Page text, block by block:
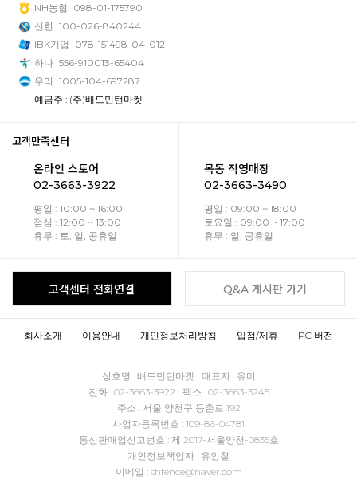
NH농협
098-01-175790
신한 100-026-840244
IBK기업
078-151498-04-012
하나 556-910013-65404
우리 1005-104-697287
예금주 : (주)배드민턴마켓
고객만족센터
온라인 스토어
02-3663-3922
평일 : 10:00 ~ 16:00
점심 : 12:00 ~ 13:00
휴무 : 토, 일, 공휴일
목동 직영매장
02-3663-3490
평일 : 09:00 ~ 18:00
토요일 : 09:00 ~ 17:00
휴무 : 일, 공휴일
고객센터 전화연결 Q&A 게시판 가기
회사소개 이용안내 개인정보처리방침 입점/제휴 PC 버전
상호명 : 배드민턴마켓 대표자 : 유미
전화 : 02-3663-3922 팩스 : 02-3663-3245
주소 : 서울 양천구 등촌로 192
사업자등록번호 : 109-86-04781
통신판매업신고번호 : 제 2017-서울양천-0835호
개인정보책임자 : 유인철
이메일 : shfence@naver.com